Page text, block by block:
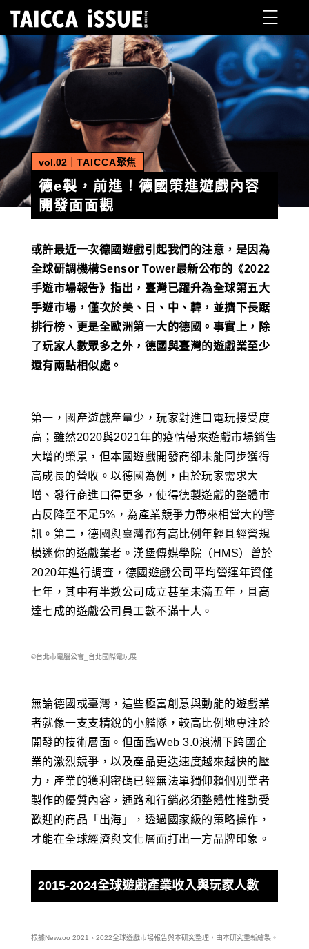
vol.02 ｜TAICCA聚焦
德e製，前進！德國策進遊戲內容
開發面面觀
或許最近一次德國遊戲引起我們的注意，是因為
全球研調機構Sensor Tower最新公布的《2022
手遊市場報告》指出，臺灣已躍升為全球第五大
手遊市場，僅次於美、日、中、韓，並擠下長踞
排行榜、更是全歐洲第一大的德國。事實上，除
了玩家人數眾多之外，德國與臺灣的遊戲業至少
還有兩點相似處。
第一，國產遊戲產量少，玩家對進口電玩接受度
高；雖然2020與2021年的疫情帶來遊戲市場銷售
大增的榮景，但本國遊戲開發商卻未能同步獲得
高成長的營收。以德國為例，由於玩家需求大
增、發行商進口得更多，使得德製遊戲的整體市
占反降至不足5%，為產業競爭力帶來相當大的警
訊。第二，德國與臺灣都有高比例年輕且經營規
模迷你的遊戲業者。漢堡傳媒學院（HMS）曾於
2020年進行調查，德國遊戲公司平均營運年資僅
七年，其中有半數公司成立甚至未滿五年，且高
達七成的遊戲公司員工數不滿十人。
©台北市電腦公會_台北國際電玩展
無論德國或臺灣，這些極富創意與動能的遊戲業
者就像一支支精銳的小艦隊，較高比例地專注於
開發的技術層面。但面臨Web 3.0浪潮下跨國企
業的激烈競爭，以及產品更迭速度越來越快的壓
力，產業的獲利密碼已經無法單獨仰賴個別業者
製作的優質內容，通路和行銷必須整體性推動受
歡迎的商品「出海」，透過國家級的策略操作，
才能在全球經濟與文化層面打出一方品牌印象。
2015-2024全球遊戲產業收入與玩家人數
根據Newzoo 2021、2022全球遊戲市場報告與本研究整理，由本研究重新繪製。